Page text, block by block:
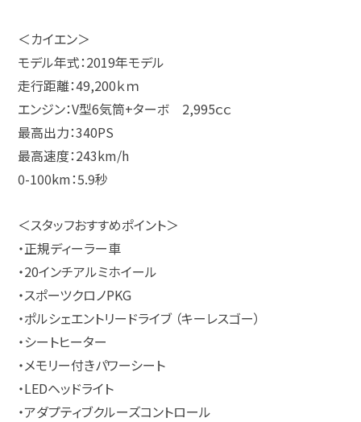
＜カイエン＞
モデル年式：2019年モデル
走行距離：49,200ｋｍ
エンジン：V型6気筒+ターボ 2,995ｃｃ
最高出力：340PS
最高速度：243km/h
0-100km：5.9秒
＜スタッフおすすめポイント＞
・正規ディーラー車
・20インチアルミホイール
・スポーツクロノPKG
・ポルシェエントリードライブ （キーレスゴー）
・シートヒーター
・メモリー付きパワーシート
・LEDヘッドライト
・アダプティブクルーズコントロール